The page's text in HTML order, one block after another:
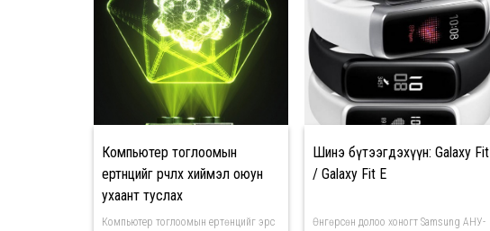
Компьютер тоглоомын
ертөнцийг өөрчлөх хиймэл оюун
ухаант туслах
Компьютер тоглоомын ертөнцийг эрс
Шинэ бүтээгдэхүүн: Galaxy Fit
/ Galaxy Fit E
Өнгөрсөн долоо хоногт Samsung АНУ-